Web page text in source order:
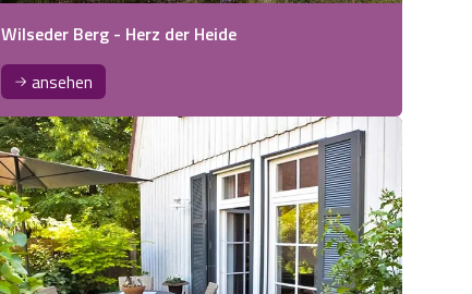
Wilseder Berg - Herz der Heide
ansehen